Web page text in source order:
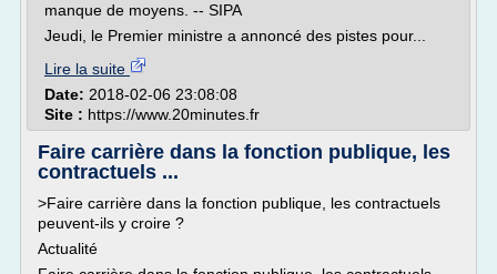
manque de moyens. -- SIPA
Jeudi, le Premier ministre a annoncé des pistes pour...
Lire la suite
Date: 2018-02-06 23:08:08
Site : https://www.20minutes.fr
Faire carrière dans la fonction publique, les
contractuels ...
>Faire carrière dans la fonction publique, les contractuels
peuvent-ils y croire ?
Actualité